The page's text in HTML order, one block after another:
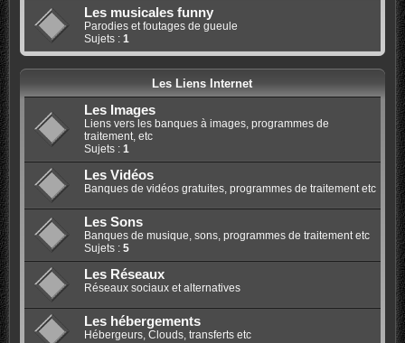
Les musicales funny
Parodies et foutages de gueule
Sujets : 1
Les Liens Internet
Les Images
Liens vers les banques à images, programmes de
traitement, etc
Sujets : 1
Les Vidéos
Banques de vidéos gratuites, programmes de traitement etc
Les Sons
Banques de musique, sons, programmes de traitement etc
Sujets : 5
Les Réseaux
Réseaux sociaux et alternatives
Les hébergements
Hébergeurs, Clouds, transferts etc